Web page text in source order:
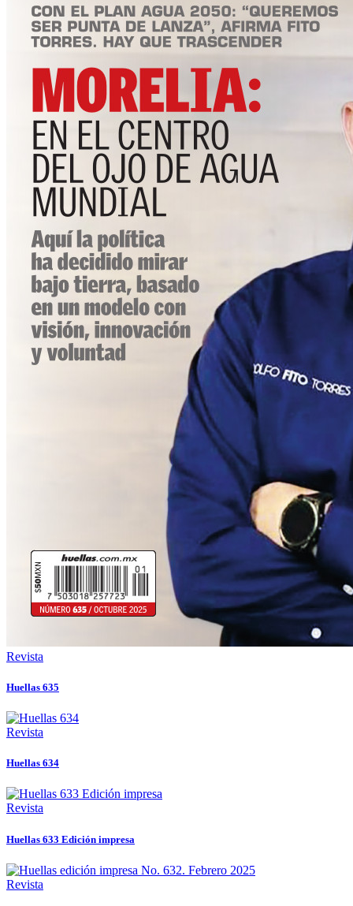
Revista
Huellas 635
Revista
Huellas 634
Revista
Huellas 633 Edición impresa
Revista